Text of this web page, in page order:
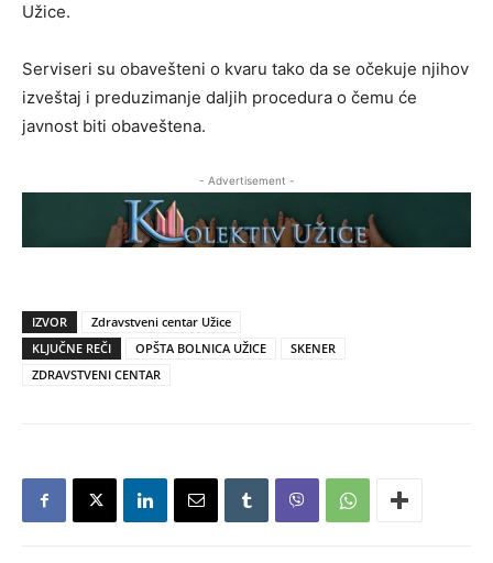
Užice.
Serviseri su obavešteni o kvaru tako da se očekuje njihov
izveštaj i preduzimanje daljih procedura o čemu će
javnost biti obaveštena.
- Advertisement -
IZVOR
Zdravstveni centar Užice
KLJUČNE REČI
OPŠTA BOLNICA UŽICE
SKENER
ZDRAVSTVENI CENTAR